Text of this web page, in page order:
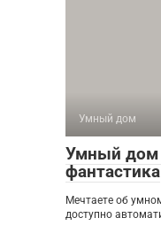
Умный дом
Умный дом
фантастика
Мечтаете об
доступно